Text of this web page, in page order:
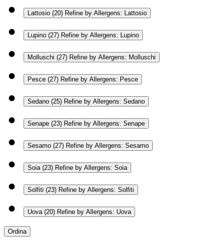
Lattosio (20) Refine by Allergens: Lattosio
Lupino (27) Refine by Allergens: Lupino
Molluschi (27) Refine by Allergens: Molluschi
Pesce (27) Refine by Allergens: Pesce
Sedano (25) Refine by Allergens: Sedano
Senape (23) Refine by Allergens: Senape
Sesamo (27) Refine by Allergens: Sesamo
Soia (23) Refine by Allergens: Soia
Solfiti (23) Refine by Allergens: Solfiti
Uova (20) Refine by Allergens: Uova
Ordina